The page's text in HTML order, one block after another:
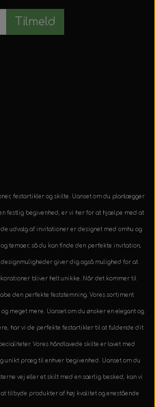
Tilmeld
festartikler og skilte. Uanset om du planlægger
festlig begivenhed, er vi her for at hjælpe med at
udvalg af invitationer er designet med omhu og
temaer, så du kan finde den perfekte invitation,
giver dig også mulighed for at
bliver helt unikke. Når det kommer til
den perfekte feststemning. Vores sortiment
meget mere. Uanset om du ønsker en elegant og
har vi de perfekte festartikler til at fuldende dit
Vores håndlavede skilte er lavet med
unikt præg til enhver begivenhed. Uanset om du
vej eller et skilt med en særlig besked, kan vi
tilbyde produkter af høj kvalitet og enestående